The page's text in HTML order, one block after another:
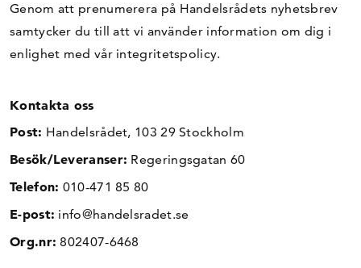
Genom att prenumerera på Handelsrådets nyhetsbrev
samtycker du till att vi använder information om dig i
enlighet med vår integritetspolicy.
Kontakta oss
Post: Handelsrådet, 103 29 Stockholm
Besök/Leveranser: Regeringsgatan 60
Telefon: 010-471 85 80
E-post: info@handelsradet.se
Org.nr: 802407-6468